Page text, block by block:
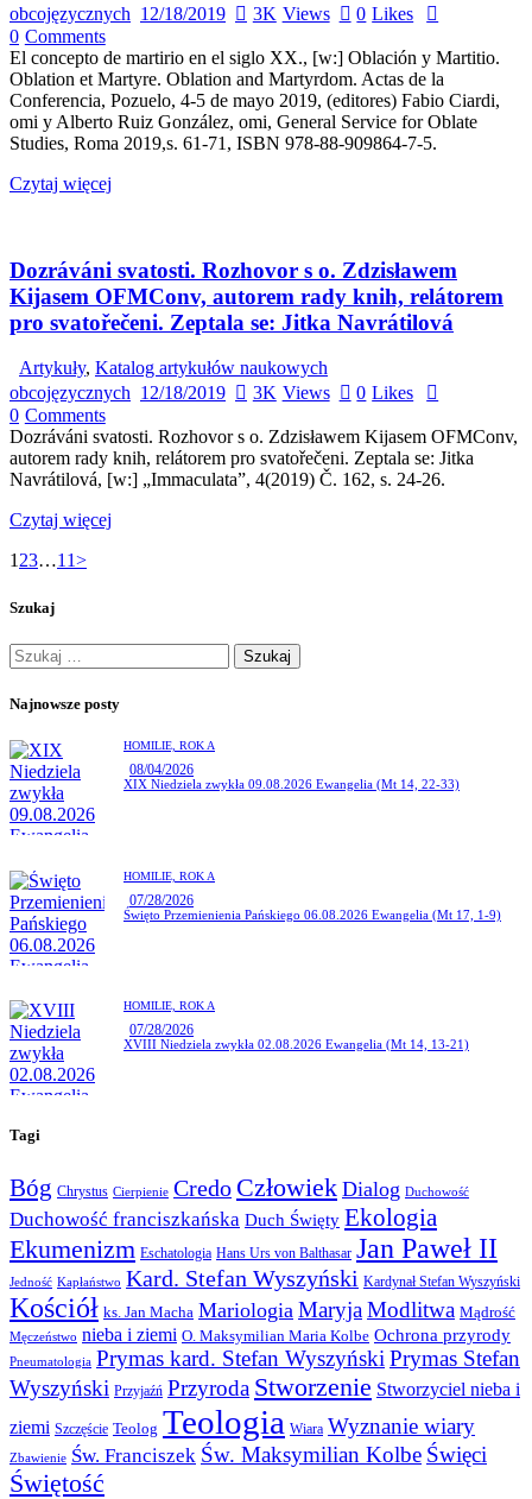
obcojęzycznych 12/18/2019 3K Views 0 Likes
0 Comments
El concepto de martirio en el siglo XX., [w:] Oblación y Martitio.
Oblation et Martyre. Oblation and Martyrdom. Actas de la
Conferencia, Pozuelo, 4-5 de mayo 2019, (editores) Fabio Ciardi,
omi y Alberto Ruiz González, omi, General Service for Oblate
Studies, Roma 2019,s. 61-71, ISBN 978-88-909864-7-5.
Czytaj więcej
Dozráváni svatosti. Rozhovor s o. Zdzisławem
Kijasem OFMConv, autorem rady knih, relátorem
pro svatořečeni. Zeptala se: Jitka Navrátilová
Artykuły, Katalog artykułów naukowych
obcojęzycznych 12/18/2019 3K Views 0 Likes
0 Comments
Dozráváni svatosti. Rozhovor s o. Zdzisławem Kijasem OFMConv,
autorem rady knih, relátorem pro svatořečeni. Zeptala se: Jitka
Navrátilová, [w:] „Immaculata”, 4(2019) Č. 162, s. 24-26.
Czytaj więcej
1 23…11>
Szukaj
Najnowsze posty
HOMILIE, ROK A
08/04/2026
XIX Niedziela zwykła 09.08.2026 Ewangelia (Mt 14, 22-33)
HOMILIE, ROK A
07/28/2026
Święto Przemienienia Pańskiego 06.08.2026 Ewangelia (Mt 17, 1-9)
HOMILIE, ROK A
07/28/2026
XVIII Niedziela zwykła 02.08.2026 Ewangelia (Mt 14, 13-21)
Tagi
Bóg Chrystus Cierpienie Credo Człowiek Dialog Duchowość
Duchowość franciszkańska Duch Święty Ekologia
Ekumenizm Eschatologia Hans Urs von Balthasar Jan Paweł II
Jedność Kapłaństwo Kard. Stefan Wyszyński Kardynał Stefan Wyszyński
Kościół ks. Jan Macha Mariologia MaryjaModlitwa Mądrość
Męczeństwo nieba i ziemi O. Maksymilian Maria Kolbe Ochrona przyrody
Pneumatologia Prymas kard. Stefan Wyszyński Prymas Stefan
Wyszyński Przyjaźń Przyroda Stworzenie Stworzyciel nieba i
ziemi Szczęście Teolog Teologia Wiara Wyznanie wiary
Zbawienie Św. Franciszek Św. Maksymilian Kolbe Święci
Świętość